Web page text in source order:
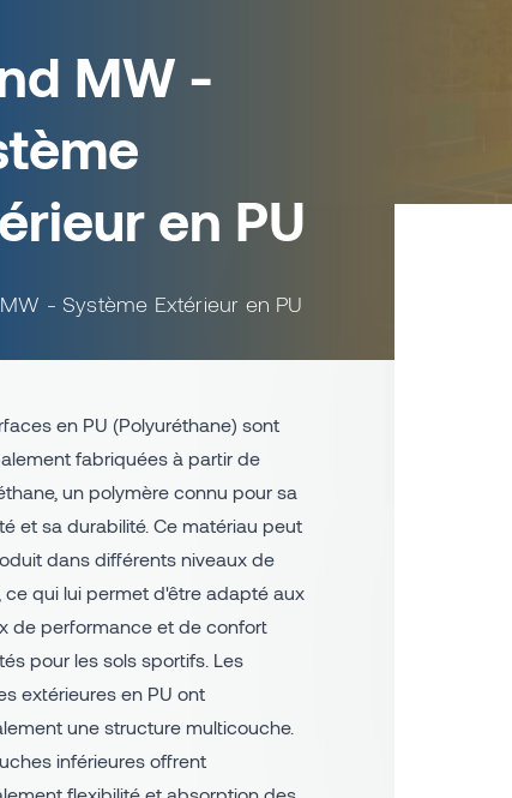
MW -
en PU
- Système Extérieur en PU
en PU (Polyuréthane) sont
fabriquées à partir de
un polymère connu pour sa
et sa durabilité. Ce matériau peut
dans différents niveaux de
ce qui lui permet d'être adapté aux
de performance et de confort
pour les sols sportifs. Les
extérieures en PU ont
une structure multicouche.
inférieures offrent